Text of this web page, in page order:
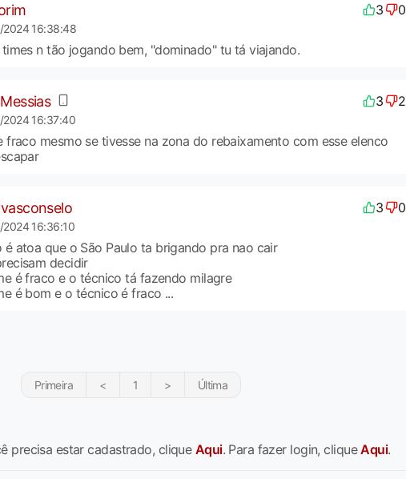
3 0
2024 16:38:48
times n tão jogando bem, "dominado" tu tá viajando.
3 2
16:37:40
fraco mesmo se tivesse na zona do rebaixamento com esse elenco
3 0
16:36:10
é atoa que o São Paulo ta brigando pra nao cair
decidir
é fraco e o técnico tá fazendo milagre
é bom e o técnico é fraco ...
Primeira < 1 > Última
precisa estar cadastrado, cliqueAqui. Para fazer login, cliqueAqui.